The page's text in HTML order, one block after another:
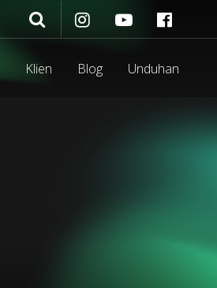
Klien Blog Unduhan